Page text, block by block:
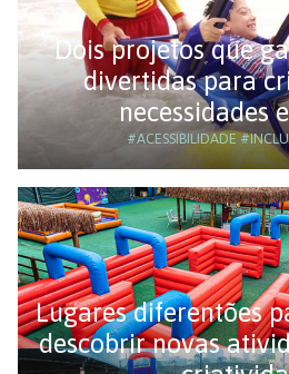
Dois projetos que
divertidas para
necessidades
#ACESSIBILIDADE
Lugares diferentões
descobrir novas